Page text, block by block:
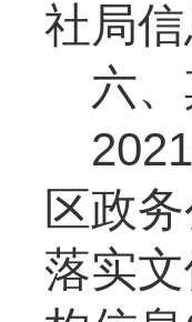
社局
六
2021
区政
落实